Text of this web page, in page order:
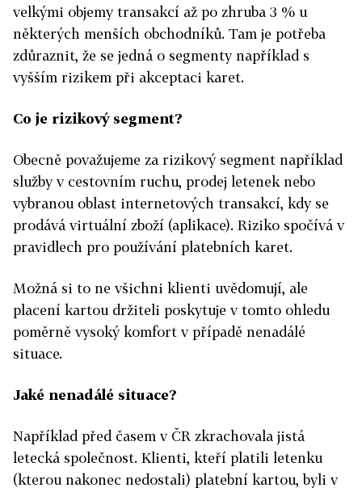
velkými objemy transakcí až po zhruba 3 % u
některých menších obchodníků. Tam je potřeba
zdůraznit, že se jedná o segmenty například s
vyšším rizikem při akceptaci karet.
Co je rizikový segment?
Obecně považujeme za rizikový segment například
služby v cestovním ruchu, prodej letenek nebo
vybranou oblast internetových transakcí, kdy se
prodává virtuální zboží (aplikace). Riziko spočívá v
pravidlech pro používání platebních karet.
Možná si to ne všichni klienti uvědomují, ale
placení kartou držiteli poskytuje v tomto ohledu
poměrně vysoký komfort v případě nenadálé
situace.
Jaké nenadálé situace?
Například před časem v ČR zkrachovala jistá
letecká společnost. Klienti, kteří platili letenku
(kterou nakonec nedostali) platební kartou, byli v